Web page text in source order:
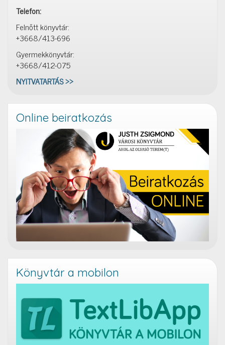
Telefon:
Felnőtt könyvtár:
+3668/413-696
Gyermekkönyvtár:
+3668/412-075
NYITVATARTÁS >>
Online beiratkozás
Könyvtár a mobilon